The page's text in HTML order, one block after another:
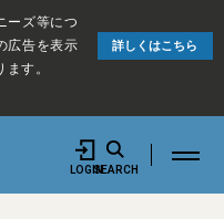
ーズ等につ
広告を表示
す。
詳しくはこちら
LOGINSEARCH